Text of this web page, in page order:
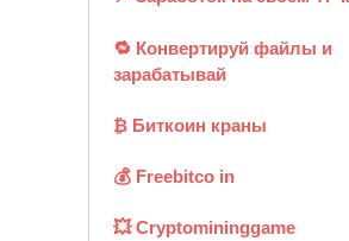
🔁 Конвертируй файлы и
зарабатывай
₿ Биткоин краны
💰 Freebitco in
💥 Cryptomininggame